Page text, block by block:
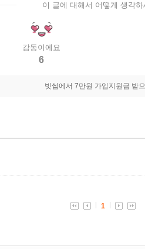
이 글에 대해서 어떻게 생각하
감동이에요
6
빗썸에서 7만원 가입지원금 받